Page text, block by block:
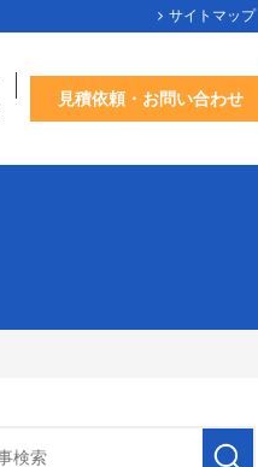
サイトマップ
見積依頼・お問い合わせ